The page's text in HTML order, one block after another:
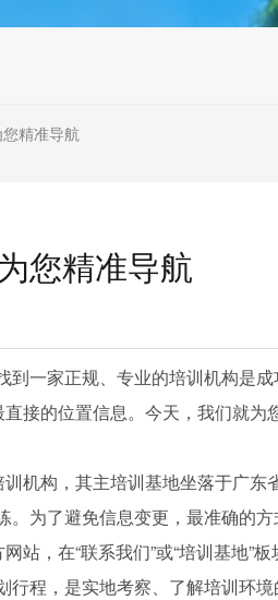
无人机套装
精准导航
您精准导航
一家正规、专业的培训机构是成
接的位置信息。今天，我们就为
机构，其主培训基地坐落于广东
为了避免信息变更，最准确的
，在“联系我们”或“培训基地”板
程，是实地考察、了解培训环境